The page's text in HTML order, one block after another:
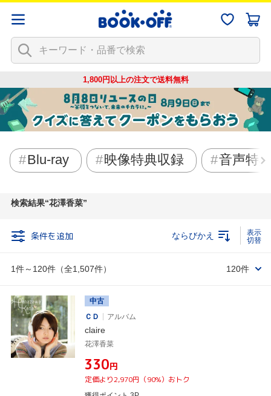
1,800円以上の注文で送料無料
Blu-ray 映像特典収録 音声特
検索結果 花澤香菜
条件を追加
1件～120件（全1,507件）
ならびかえ
120件
中古
ＣＤ
アルバム
claire
花澤香菜
¥330円
定価より2,970円（90%）おトク